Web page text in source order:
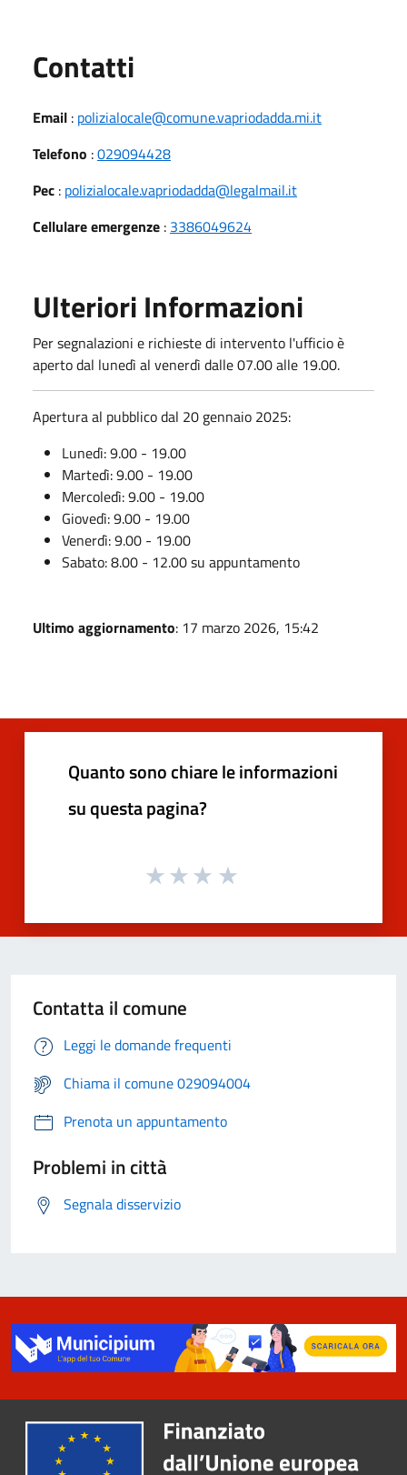
Contatti
Email : polizialocale@comune.vapriodadda.mi.it
Telefono :029094428
Pec : polizialocale.vapriodadda@legalmail.it
Cellulare emergenze : 3386049624
Ulteriori Informazioni
Per segnalazioni e richieste di intervento l'ufficio è
aperto dal lunedì al venerdì dalle 07.00 alle 19.00.
Apertura al pubblico dal 20 gennaio 2025:
Lunedì: 9.00 - 19.00
Martedì: 9.00 - 19.00
Mercoledì: 9.00 - 19.00
Giovedì: 9.00 - 19.00
Venerdì: 9.00 - 19.00
Sabato: 8.00 - 12.00 su appuntamento
Ultimo aggiornamento: 17 marzo 2026, 15:42
Quanto sono chiare le informazioni
su questa pagina?
Contatta il comune
Leggi le domande frequenti
Chiama il comune 029094004
Prenota un appuntamento
Problemi in città
Segnala disservizio